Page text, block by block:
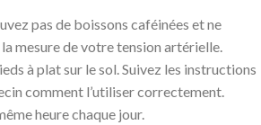
pas de boissons caféinées et ne
mesure de votre tension artérielle.
à plat sur le sol. Suivez les instructions
comment l’utiliser correctement.
heure chaque jour.